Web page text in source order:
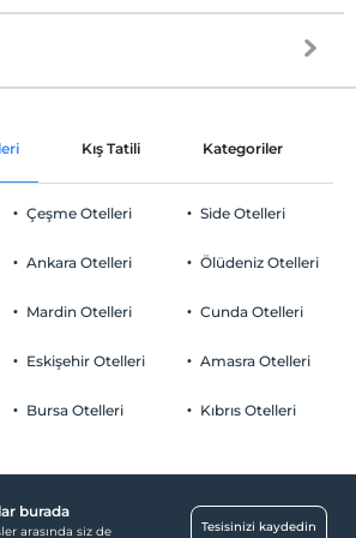
plaj
Ortak alanlar ve tüm odalar
Ücretsiz Özel Otopark
ücretsizdir.
13 yaşına kadar ücretsizdir
Kış Tatili Kategoriler
Çeşme Otelleri
Ankara Otelleri
Mardin Otelleri
Eskişehir Otelleri
Bursa Otelleri
Side Otelleri
Ölüdeniz Otelleri
Cunda Otelleri
Amasra Otelleri
Kıbrıs Otelleri
burada
arasında siz de
Tesisinizi kaydedin